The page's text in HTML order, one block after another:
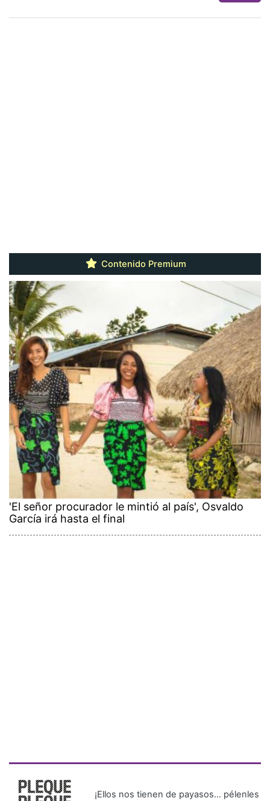
Contenido Premium
'El señor procurador le mintió al país', Osvaldo
García irá hasta el final
¡Ellos nos tienen de payasos… pélenles